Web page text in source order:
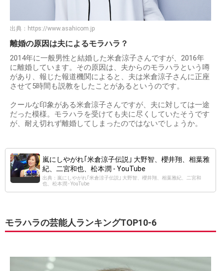
出典： https://www.asahicom.jp
離婚の原因は夫によるモラハラ？
2014年に一般男性と結婚した米倉涼子さんですが、2016年
に離婚しています。その原因は、夫からのモラハラという噂
があり、報じた報道機関によると、夫は米倉涼子さんに正座
させて5時間も説教をしたことがあるというのです。
クールな印象がある米倉涼子さんですが、夫に対しては一途
だった模様。モラハラを受けても夫に尽くしていたそうです
が、耐え切れず離婚してしまったのではないでしょうか。
嵐にしやがれ｢米倉涼子伝説｣ 大野智、櫻井翔、相葉雅
紀、二宮和也、松本潤 - YouTube
出典：嵐にしやがれ｢米倉涼子伝説｣ 大野智、櫻井翔、相葉雅紀、二宮和
也、松本潤 - YouTube
モラハラの芸能人ランキングTOP10-6